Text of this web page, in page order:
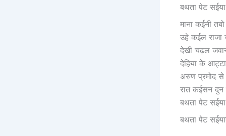
बथता पेट
माना कईनी
उहे कईल
देखी चढ़ल
देहिया के
अरुण प्रमोद से
रात कईसन
बथता पेट
बथता पेट सईया